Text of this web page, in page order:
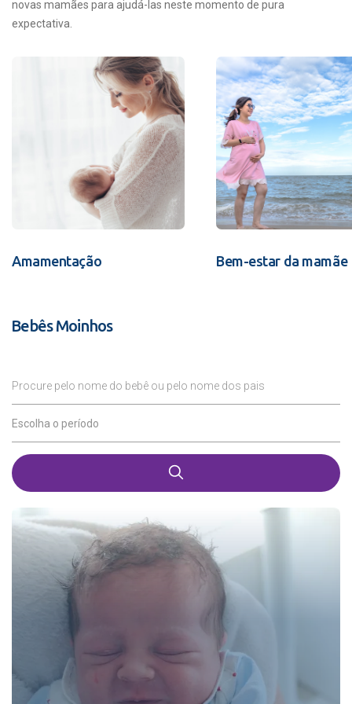
novas mamães para ajudá-las neste momento de pura
expectativa.
Amamentação Bem-estar da mamãe
Bebês Moinhos
Procure pelo nome do bebê ou pelo nome dos pais
Escolha o período